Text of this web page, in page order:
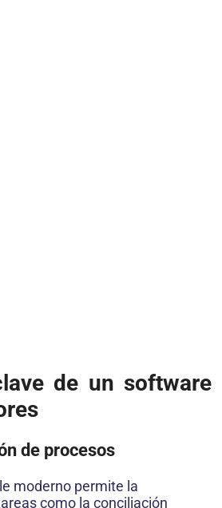
de un software
de procesos
moderno permite la
como la conciliación